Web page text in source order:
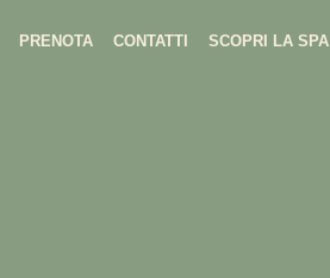
PRENOTA CONTATTI SCOPRI LA SPA